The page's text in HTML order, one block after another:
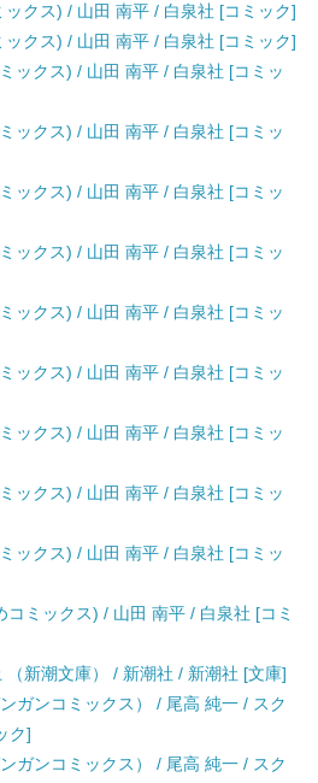
クス) / 山田 南平 / 白泉社 [コミック]
クス) / 山田 南平 / 白泉社 [コミック]
ックス) / 山田 南平 / 白泉社 [コミッ
ックス) / 山田 南平 / 白泉社 [コミッ
ックス) / 山田 南平 / 白泉社 [コミッ
ックス) / 山田 南平 / 白泉社 [コミッ
ックス) / 山田 南平 / 白泉社 [コミッ
ックス) / 山田 南平 / 白泉社 [コミッ
ックス) / 山田 南平 / 白泉社 [コミッ
ックス) / 山田 南平 / 白泉社 [コミッ
ックス) / 山田 南平 / 白泉社 [コミッ
ミックス) / 山田 南平 / 白泉社 [コミ
新潮文庫） / 新潮社 / 新潮社 [文庫]
ガンコミックス） / 尾高 純一 / スク
ク]
ガンコミックス） / 尾高 純一 / スク